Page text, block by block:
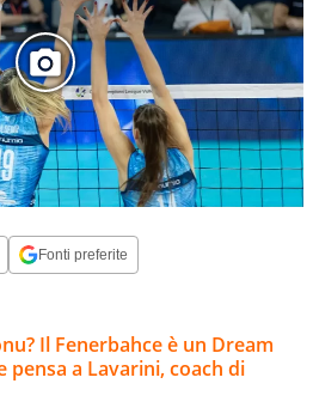
Fonti preferite
Il Fenerbahce è un Dream
pensa a Lavarini, coach di